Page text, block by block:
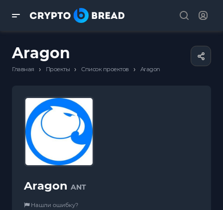
Aragon
Главная › Проекты › Список проектов › Aragon
Aragon ANT
Нашли ошибку?